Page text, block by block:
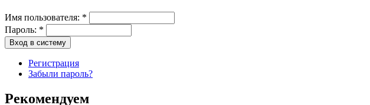
Имя пользователя: *
Пароль: *
Регистрация
Забыли пароль?
Рекомендуем